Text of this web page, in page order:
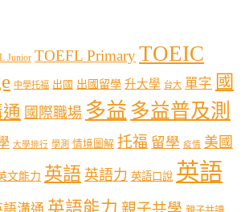
Junior TOEFL PrimaryTOEIC
中學托福 出國 出國留學 升大學 台大 單字 國
國際職場 多益 多益普及測
大學排行 學測 情境圖解 托福 留學 疫情 美國
文能力 英語 英語力 英語口說 英語
英語能力 親子共學